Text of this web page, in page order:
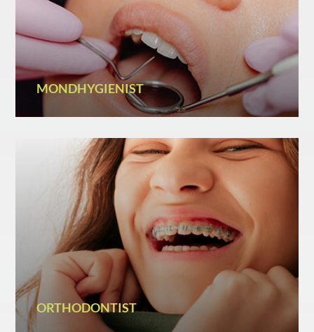
MONDHYGIENIST
ORTHODONTIST